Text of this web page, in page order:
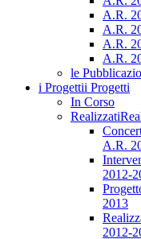
A.R.
A.R.
A.R.
A.R.
le
i Progettii Progetti
In Corso
Realizzati
A.R.
2012-
2013
2012-